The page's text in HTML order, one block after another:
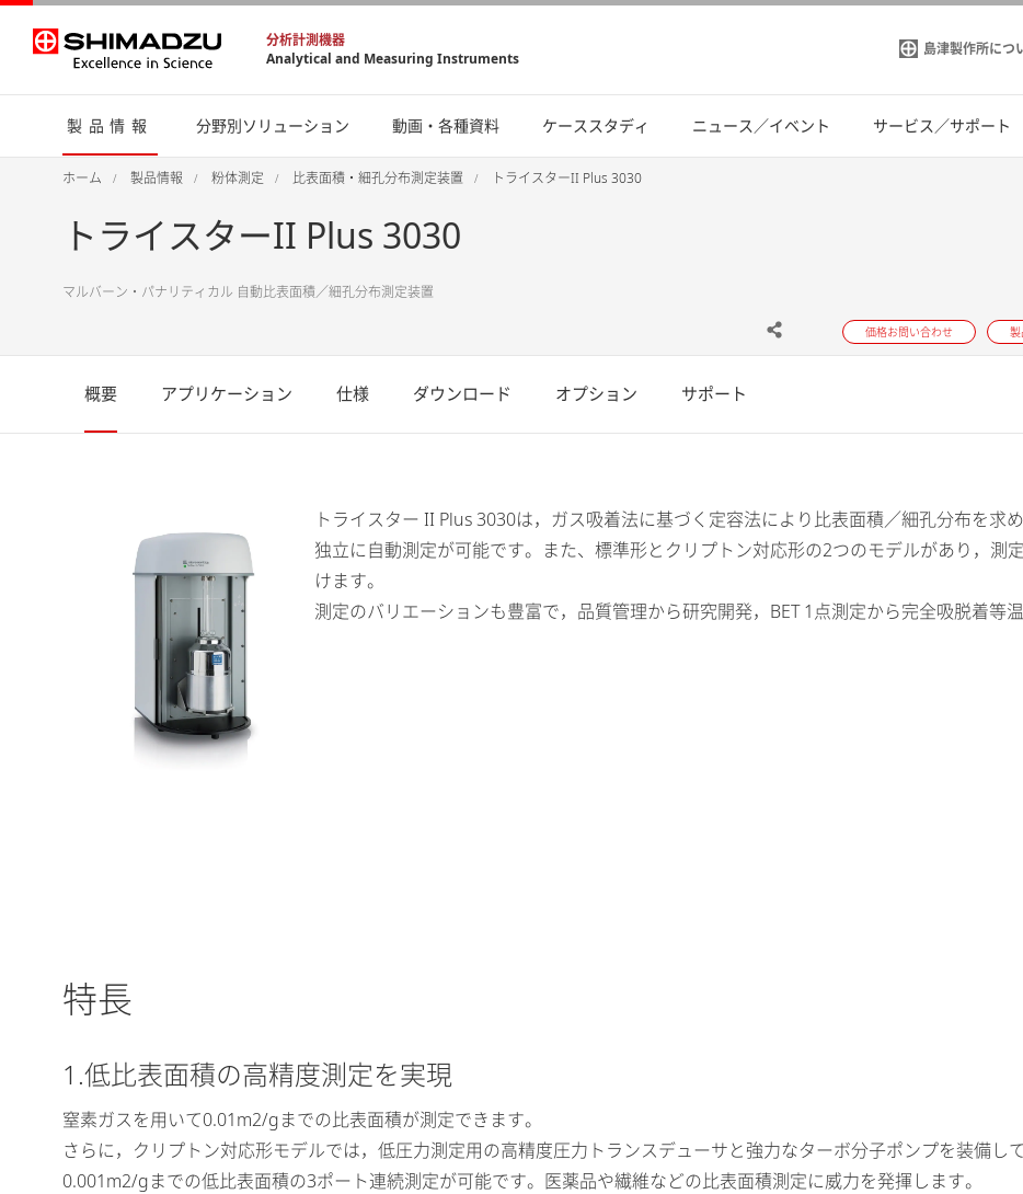
分析計測機器
Analytical and Measuring Instruments
島津製作所につ
製品情報 分野別ソリューション 動画・各種資料 ケーススタディ ニュース／イベント サービス／サポート
ホーム 製品情報 粉体測定 比表面積・細孔分布測定装置 トライスターII Plus 3030
トライスターII Plus 3030
マルバーン・パナリティカル 自動比表面積／細孔分布測定装置
価格お問い合わせ 製
概要 アプリケーション 仕様 ダウンロード オプション サポート
トライスター II Plus 3030は，ガス吸着法に基づく定容法により比表面積／細孔分布を求
独立に自動測定が可能です。また、標準形とクリプトン対応形の2つのモデルがあり，測
けます。
測定のバリエーションも豊富で，品質管理から研究開発，BET 1点測定から完全吸脱着等
特長
1.低比表面積の高精度測定を実現
窒素ガスを用いて0.01m2/gまでの比表面積が測定できます。
さらに，クリプトン対応形モデルでは，低圧力測定用の高精度圧力トランスデューサと強力なターボ分子ポンプを装備し
0.001m2/gまでの低比表面積の3ポート連続測定が可能です。医薬品や繊維などの比表面積測定に威力を発揮します。